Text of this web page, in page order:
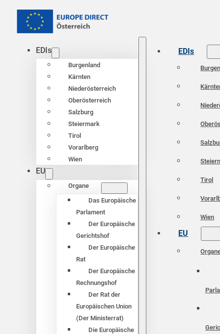
EDIs
Burgenland
Kärnten
Niederösterreich
Oberösterreich
Salzburg
Steiermark
Tirol
Vorarlberg
Wien
EU
Organe
Das Europäische
Parlament
Der Europäische
Gerichtshof
Der Europäische
Rat
Der Europäische
Rechnungshof
Der Rat der
Europäischen Union
(Der Ministerrat)
Die Europäische
EDIs
Tirol
Wien
EU